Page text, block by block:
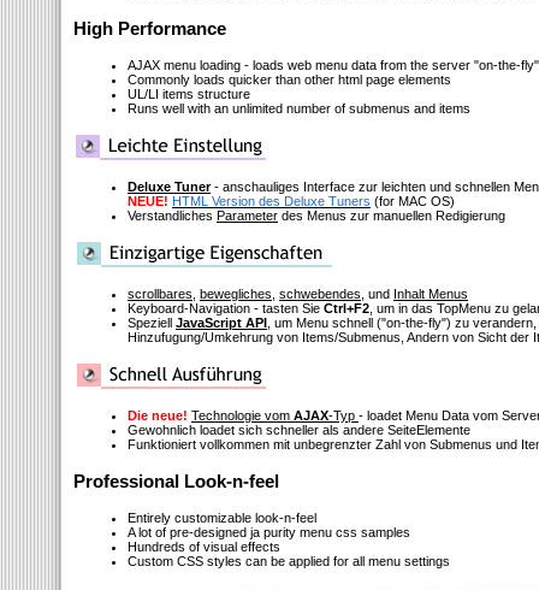
High Performance
AJAX menu loading - loads web menu data from the server "on-the-
Commonly loads quicker than other html page elements
UL/LI items structure
Runs well with an unlimited number of submenus and items
Deluxe Tuner- anschauliges Interface zur leichten und schnellen
NEUE! HTML Version des Deluxe Tuners (for MAC OS)
Verstandliches Parameter des Menus zur manuellen Redigierung
scrollbares bewegliches schwebendes , und Inhalt Menus
Keyboard-Navigation - tasten Sie Ctrl+F2 , um in das TopMenu zu
Speziell JavaScript API , um Menu schnell ("on-the-fly") zu verandern,
Hinzufugung/Umkehrung von Items/Submenus, Andern von Sicht der
Die neue! Technologie vom AJAX-Typ - loadet Menu Data vom
Gewohnlich loadet sich schneller als andere SeiteElemente
Funktioniert vollkommen mit unbegrenzter Zahl von Submenus und
Professional Look-n-feel
Entirely customizable look-n-feel
A lot of pre-designed ja purity menu css samples
Hundreds of visual effects
Custom CSS styles can be applied for all menu settings